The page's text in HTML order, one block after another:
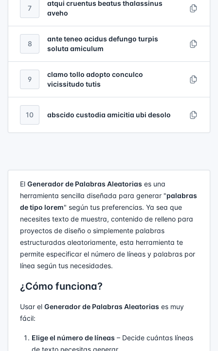
7
atqui cruentus beatus thalassinus
aveho
8
ante teneo acidus defungo turpis
soluta amiculum
9
clamo tollo adopto conculco
vicissitudo tutis
10 abscido custodia amicitia ubi desolo
El Generador de Palabras Aleatorias es una
herramienta sencilla diseñada para generar "palabras
de tipo lorem" según tus preferencias. Ya sea que
necesites texto de muestra, contenido de relleno para
proyectos de diseño o simplemente palabras
estructuradas aleatoriamente, esta herramienta te
permite especificar el número de líneas y palabras por
línea según tus necesidades.
¿Cómo funciona?
Usar el Generador de Palabras Aleatorias es muy
fácil:
Elige el número de líneas – Decide cuántas líneas
de texto necesitas generar.